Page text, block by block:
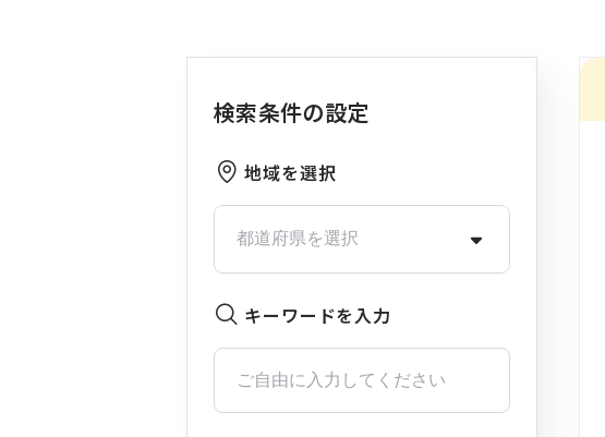
検索条件の設定
地域を選択
キーワードを入力